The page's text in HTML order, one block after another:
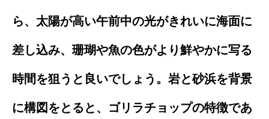
ら、太陽が高い午前中の光がきれいに海面に
差し込み、珊瑚や魚の色がより鮮やかに写る
時間を狙うと良いでしょう。岩と砂浜を背景
に構図をとると、ゴリラチョップの特徴であ